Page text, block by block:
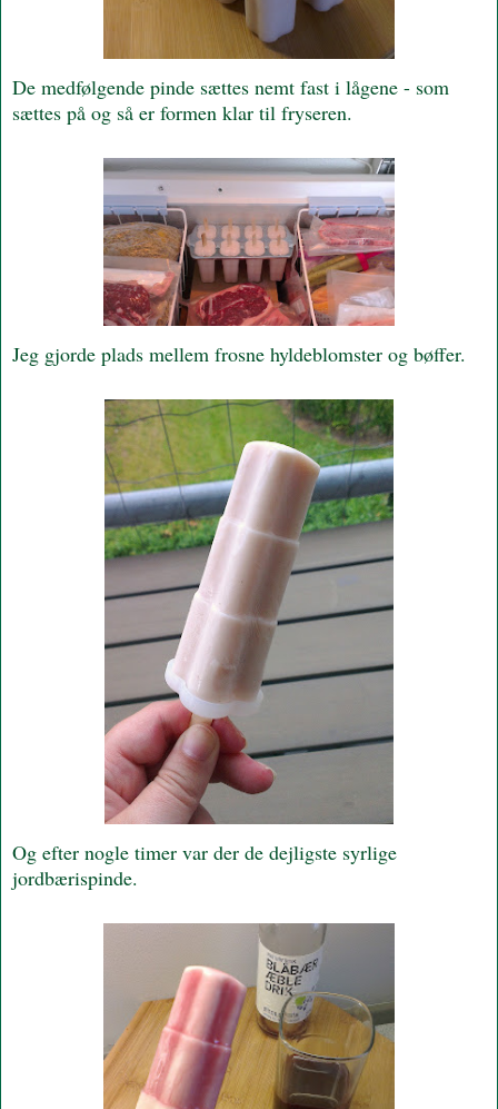
De medfølgende pinde sættes nemt fast i lågene - som
sættes på og så er formen klar til fryseren.
Jeg gjorde plads mellem frosne hyldeblomster og bøffer.
Og efter nogle timer var der de dejligste syrlige
jordbærispinde.